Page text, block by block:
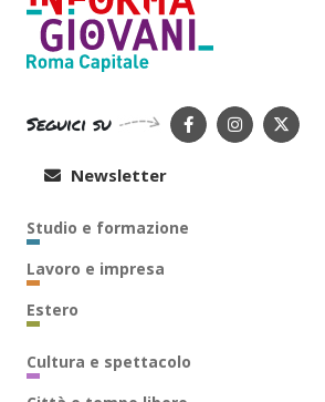
Seguici su
Newsletter
Studio e formazione
Lavoro e impresa
Estero
Cultura e spettacolo